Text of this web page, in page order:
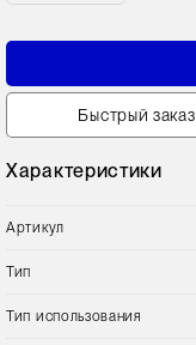
Быстрый заказ
Характеристики
Артикул
Тип
Тип использования